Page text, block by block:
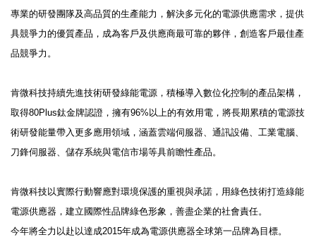
專業的研發團隊及高品質的生產能力，解決多元化的電源供應需求，提供
具競爭力的優質產品，成為客戶及供應商最可靠的夥伴，創造客戶最佳產
品競爭力。
肯微科技持續先進技術研發綠能電源，積極導入數位化控制的產品架構，
取得80Plus鈦金牌認證，擁有96% 以上的有效用電，將長期累積的電源技
術研發能量帶入更多應用領域，涵蓋雲端伺服器、通訊設備、工業電腦、
刀鋒伺服器、儲存系統與電信市場等具前瞻性產品。
肯微科技以實際行動響應對環境保護的重視與承諾，用綠色技術打造綠能
電源供應器，建立國際性品牌綠色形象，善盡企業的社會責任。
今年將全力以赴以達成2015年成為電源供應器全球第一品牌為目標。